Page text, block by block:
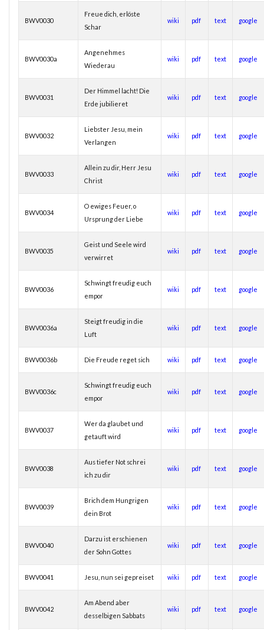
BWV0030
Freue dich, erlöste
Schar
wiki pdf text google
BWV0030a
Angenehmes
Wiederau
wiki pdf text google
BWV0031
Der Himmel lacht! Die
Erde jubilieret
wiki pdf text google
BWV0032
Liebster Jesu, mein
Verlangen
wiki pdf text google
BWV0033
Allein zu dir, Herr Jesu
Christ
wiki pdf text google
BWV0034
O ewiges Feuer, o
Ursprung der Liebe
wiki pdf text google
BWV0035
Geist und Seele wird
verwirret
wiki pdf text google
BWV0036
Schwingt freudig euch
empor
wiki pdf text google
BWV0036a
Steigt freudig in die
Luft
wiki pdf text google
BWV0036b Die Freude reget sich wiki pdf text google
BWV0036c
Schwingt freudig euch
empor
wiki pdf text google
BWV0037
Wer da glaubet und
getauft wird
wiki pdf text google
BWV0038
Aus tiefer Not schrei
ich zu dir
wiki pdf text google
BWV0039
Brich dem Hungrigen
dein Brot
wiki pdf text google
BWV0040
Darzu ist erschienen
der Sohn Gottes
wiki pdf text google
BWV0041 Jesu, nun sei gepreiset wiki pdf text google
BWV0042
Am Abend aber
desselbigen Sabbats
wiki pdf text google